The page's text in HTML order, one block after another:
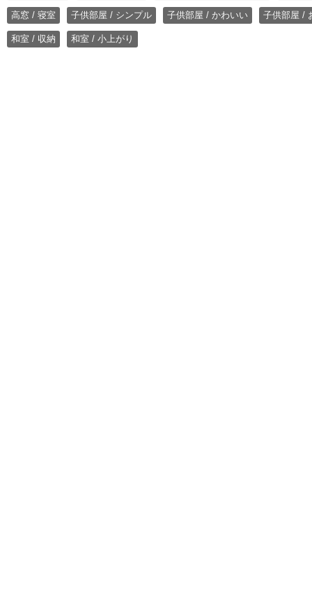
高窓 / 寝室 子供部屋 / シンプル 子供部屋 / かわいい 子供部屋 /
和室 / 収納 和室 / 小上がり